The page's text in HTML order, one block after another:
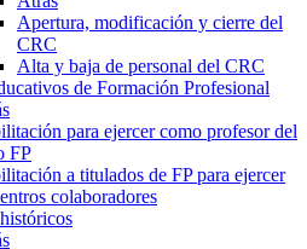
Apertura, modificación y cierre del
CRC
Alta y baja de personal del CRC
de Formación Profesional
para ejercer como profesor del
FP
a titulados de FP para ejercer
colaboradores